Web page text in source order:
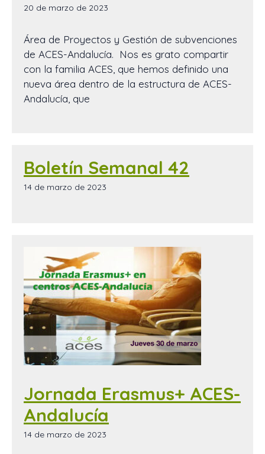
20 de marzo de 2023
Área de Proyectos y Gestión de subvenciones
de ACES-Andalucía. Nos es grato compartir
con la familia ACES, que hemos definido una
nueva área dentro de la estructura de ACES-
Andalucía, que
Boletín Semanal 42
14 de marzo de 2023
Jornada Erasmus+ ACES-
Andalucía
14 de marzo de 2023